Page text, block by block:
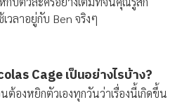
วลาอยู่กับ Ben จริงๆ
Cage เป็นอย่างไรบ้าง?
องหยิกตัวเองทุกวันว่าเรื่องนี้เกิดขึ้น